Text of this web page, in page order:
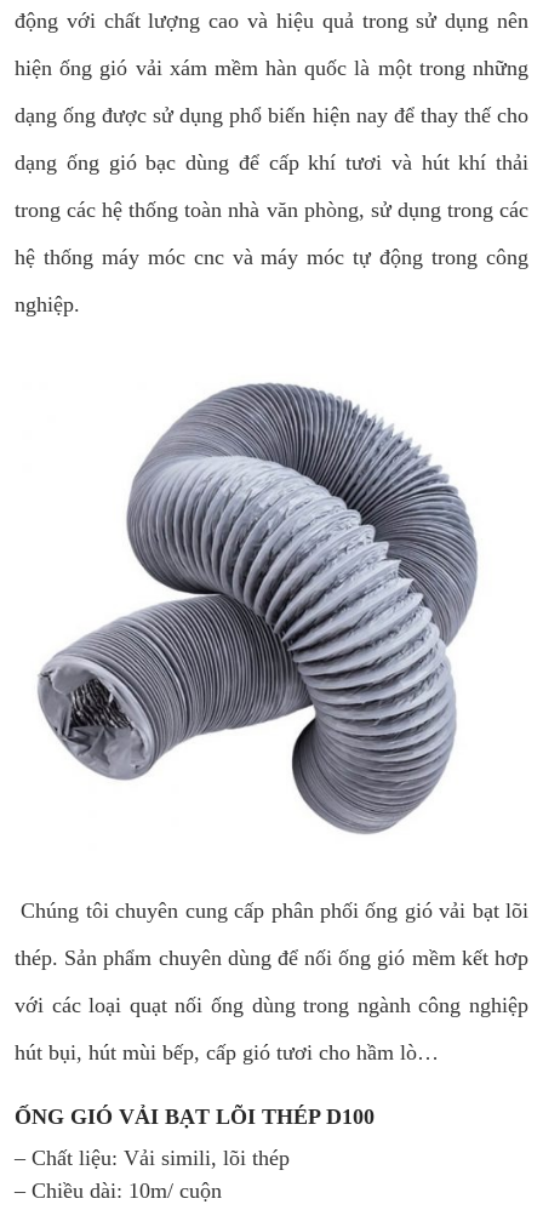
động với chất lượng cao và hiệu quả trong sử dụng nên
hiện ống gió vải xám mềm hàn quốc là một trong những
dạng ống được sử dụng phổ biến hiện nay để thay thế cho
dạng ống gió bạc dùng để cấp khí tươi và hút khí thải
trong các hệ thống toàn nhà văn phòng, sử dụng trong các
hệ thống máy móc cnc và máy móc tự động trong công
nghiệp.
Chúng tôi chuyên cung cấp phân phối ống gió vải bạt lõi
thép. Sản phẩm chuyên dùng để nối ống gió mềm kết hơp
với các loại quạt nối ống dùng trong ngành công nghiệp
hút bụi, hút mùi bếp, cấp gió tươi cho hầm lò…
ỐNG GIÓ VẢI BẠT LÕI THÉP D100
– Chất liệu: Vải simili, lõi thép
– Chiều dài: 10m/ cuộn